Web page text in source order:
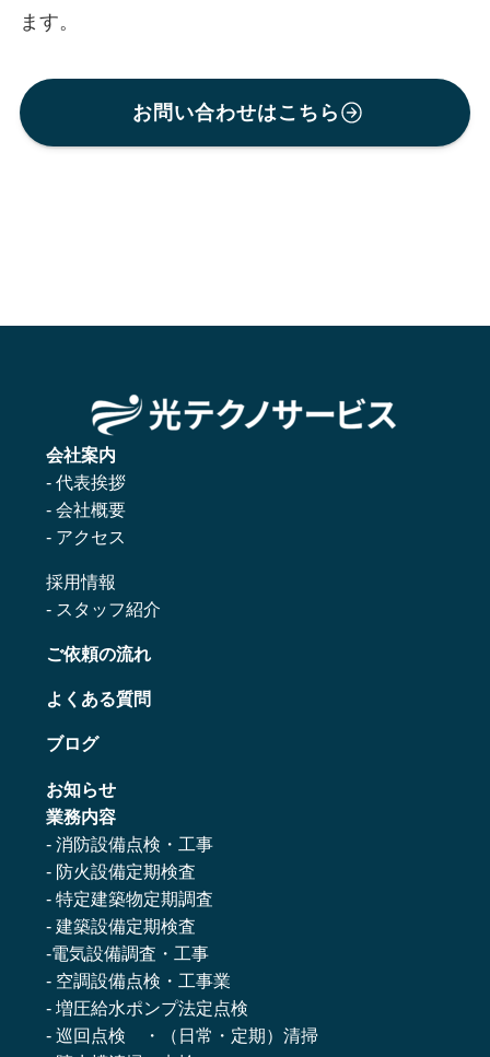
ます。
お問い合わせはこちら
会社案内
- 代表挨拶
- 会社概要
- アクセス
採用情報
- スタッフ紹介
ご依頼の流れ
よくある質問
ブログ
お知らせ
業務内容
-消防設備点検・工事
- 防火設備定期検査
-特定建築物定期調査
-建築設備定期検査
-電気設備調査・工事
- 空調設備点検・工事業
- 増圧給水ポンプ法定点検
- 巡回点検 ・（日常・定期）清掃